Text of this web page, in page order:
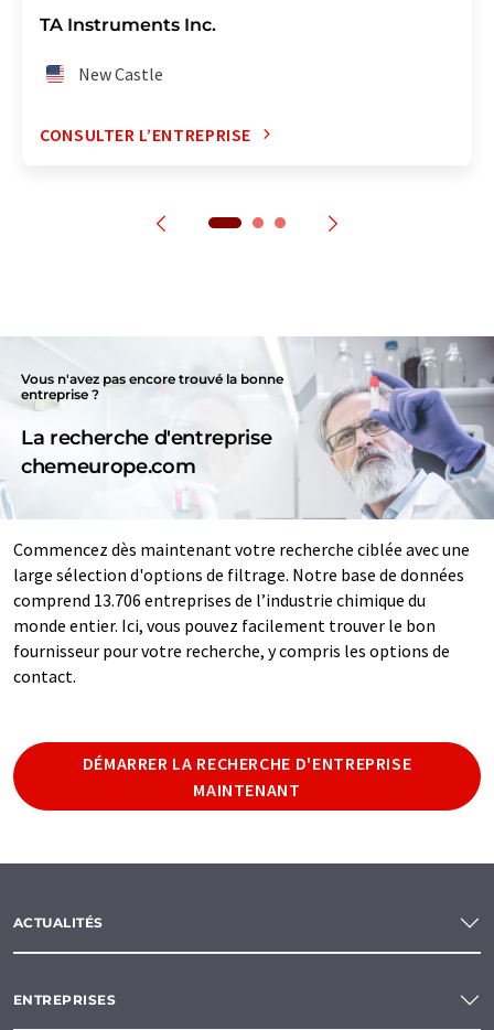
TA Instruments Inc.
New Castle
CONSULTER L’ENTREPRISE
Vous n'avez pas encore trouvé la bonne
entreprise ?
La recherche d'entreprise
chemeurope.com
Commencez dès maintenant votre recherche ciblée avec une
large sélection d'options de filtrage. Notre base de données
comprend 13.706 entreprises de l’industrie chimique du
monde entier. Ici, vous pouvez facilement trouver le bon
fournisseur pour votre recherche, y compris les options de
contact.
DÉMARRER LA RECHERCHE D'ENTREPRISE
MAINTENANT
ACTUALITÉS
ENTREPRISES